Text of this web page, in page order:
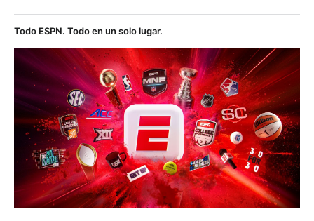
Todo ESPN. Todo en un solo lugar.